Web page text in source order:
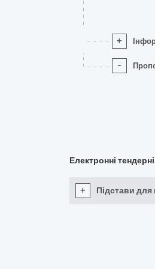
+
-
Електронні
+ Підстави для